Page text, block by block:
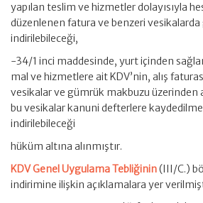
yapılan teslim ve hizmetler dolayısıyla
düzenlenen fatura ve benzeri vesikalarda
indirilebileceği,
-34/1 inci maddesinde, yurt içinden
mal ve hizmetlere ait KDV’nin, alış
vesikalar ve gümrük makbuzu üzerinden
bu vesikalar kanuni defterlere
indirilebileceği
hüküm altına alınmıştır.
KDV Genel Uygulama Tebliğinin(III/C.)
indirimine ilişkin açıklamalara yer